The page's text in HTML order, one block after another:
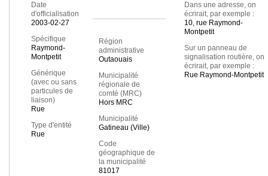
Date
d'officialisation
2003-02-27
Spécifique
Raymond-
Montpetit
Générique
(avec ou sans
particules de
liaison)
Rue
Type d'entité
Rue
Région
administrative
Outaouais
Municipalité
régionale de
comté (MRC)
Hors MRC
Municipalité
Gatineau (Ville)
Code
géographique de
la municipalité
81017
Dans une adresse, on
écrirait, par exemple :
10, rue Raymond-
Montpetit
Sur un panneau de
signalisation routière, on
écrirait, par exemple :
Rue Raymond-Montpetit